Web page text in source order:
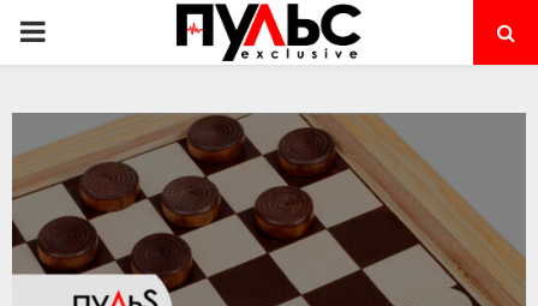
PRIMARY